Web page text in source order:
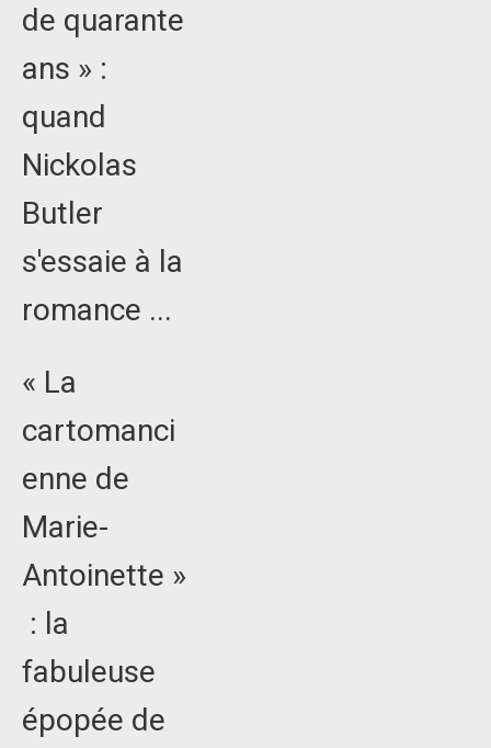
de quarante
ans » :
quand
Nickolas
Butler
s'essaie à la
romance ...
« La
cartomanci
enne de
Marie-
Antoinette »
: la
fabuleuse
épopée de